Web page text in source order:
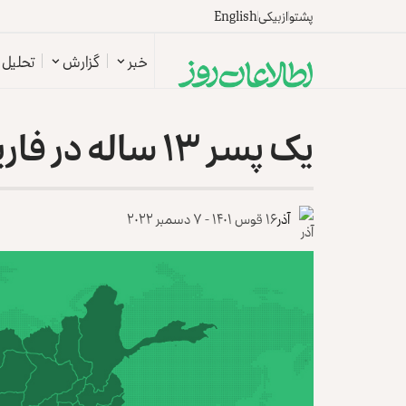
پشتوازبیکیEnglish
خبر گزارش تحلیل
یک پسر ۱۳ ساله در فاریاب خودکشی کرد
آذر۱۶ قوس ۱۴۰۱ - ۷ دسمبر ۲۰۲۲